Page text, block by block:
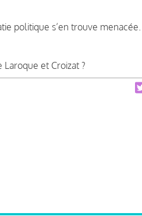
politique s’en trouve menacée.
et Croizat ?